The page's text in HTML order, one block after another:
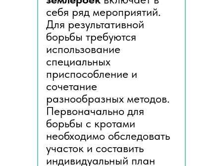
себя ряд мероприятий.
Для результативной
борьбы требуются
использование
специальных
приспособление и
сочетание
разнообразных методов.
Первоначально для
борьбы с кротами
необходимо обследовать
участок и составить
индивидуальный план